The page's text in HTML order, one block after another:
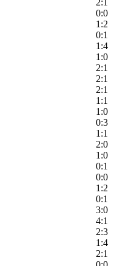
2:1
0:0
1:2
0:1
1:4
1:0
2:1
2:1
2:1
1:1
1:0
0:3
1:1
2:0
1:0
0:1
0:0
1:2
0:1
3:0
4:1
2:3
1:4
2:1